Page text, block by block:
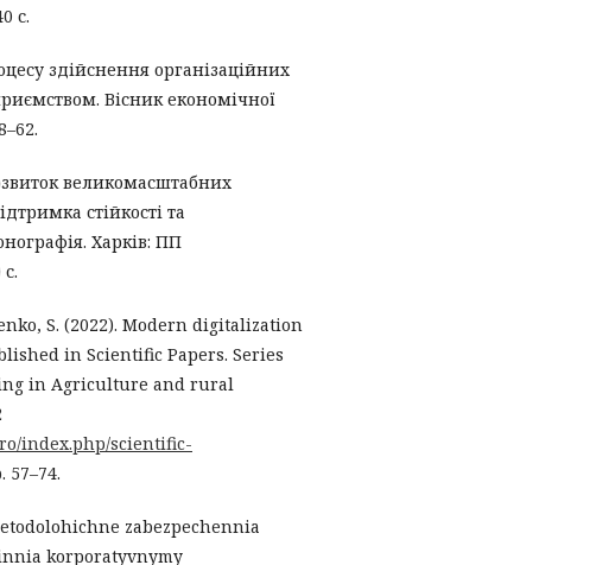
с.
здійснення організаційних
Вісник економічної
великомасштабних
стійкості та
Харків: ПП
S. (2022). Modern digitalization
in Scientific Papers. Series
in Agriculture and rural
index.php/scientific-
57–74.
zabezpechennia
korporatyvnymy